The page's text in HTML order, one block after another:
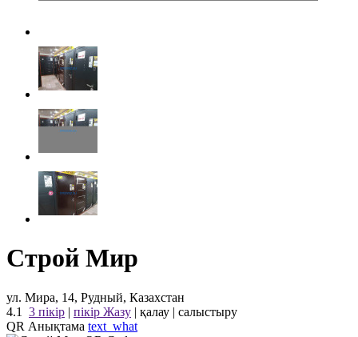
Строй Мир
ул. Мира, 14, Рудный, Казахстан
4.1
3 пікір | пікір Жазу | қалау | салыстыру
QR Анықтама text_what